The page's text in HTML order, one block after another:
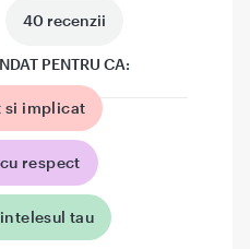
40 recenzii
PENTRU CA:
si implicat
respect
tau